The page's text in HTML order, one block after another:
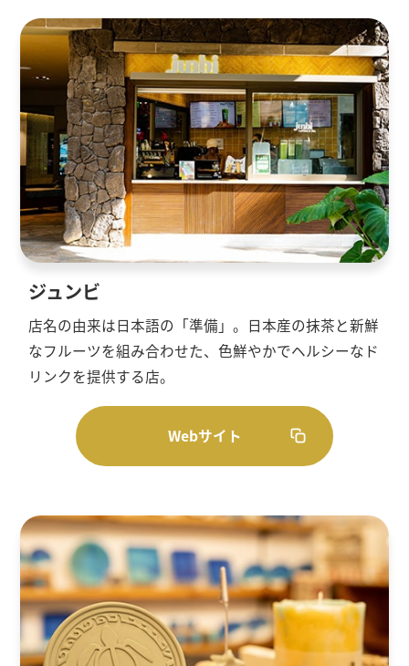
ジュンビ
店名の由来は日本語の「準備」。日本産の抹茶と新鮮
なフルーツを組み合わせた、色鮮やかでヘルシーなド
リンクを提供する店。
Webサイト